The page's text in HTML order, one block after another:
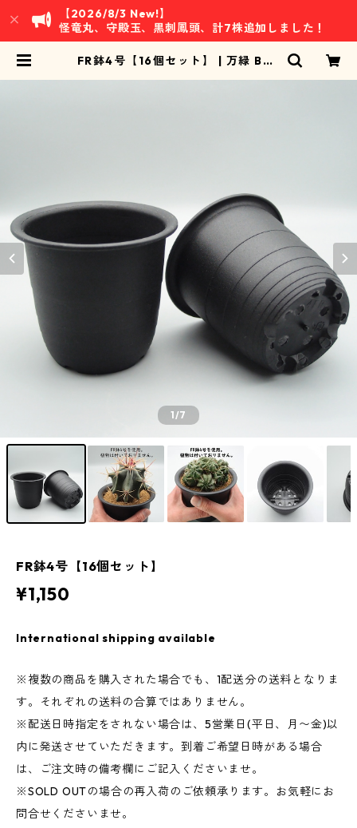
【2026/8/3 New!】
怪竜丸、守殿玉、黒刺鳳頭、計7株追加しました！
FR鉢4号【16個セット】 | 万緑 BAN
1/7
FR鉢4号【16個セット】
¥1,150
International shipping available
※複数の商品を購入された場合でも、1配送分の送料となりま
す。それぞれの送料の合算ではありません。
※配送日時指定をされない場合は、5営業日(平日、月〜金)以
内に発送させていただきます。到着ご希望日時がある場合
は、ご注文時の備考欄にご記入くださいませ。
※SOLD OUTの場合の再入荷のご依頼承ります。お気軽にお
問合せくださいませ。